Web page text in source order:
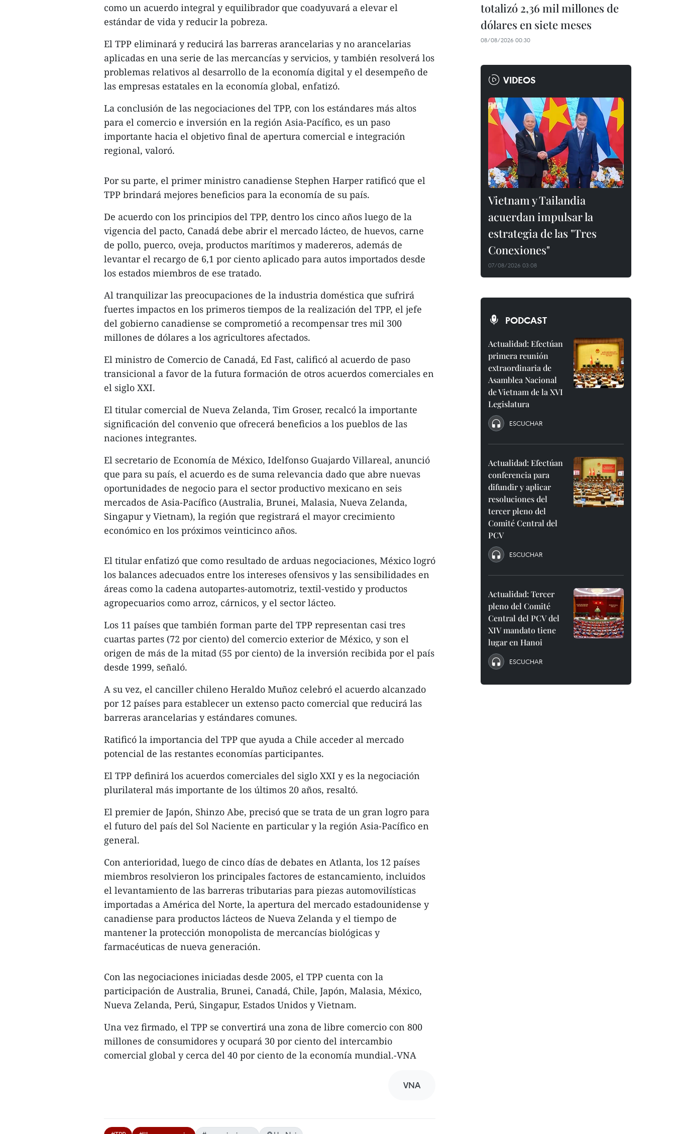
como un acuerdo integral y equilibrador que coadyuvará a elevar el
estándar de vida y reducir la pobreza.
El TPP eliminará y reducirá las barreras arancelarias y no arancelarias
aplicadas en una serie de las mercancías y servicios, y también resolverá los
problemas relativos al desarrollo de la economía digital y el desempeño de
las empresas estatales en la economía global, enfatizó.
La conclusión de las negociaciones del TPP, con los estándares más altos
para el comercio e inversión en la región Asia-Pacífico, es un paso
importante hacia el objetivo final de apertura comercial e integración
regional, valoró.
Por su parte, el primer ministro canadiense Stephen Harper ratificó que el
TPP brindará mejores beneficios para la economía de su país.
De acuerdo con los principios del TPP, dentro los cinco años luego de la
vigencia del pacto, Canadá debe abrir el mercado lácteo, de huevos, carne
de pollo, puerco, oveja, productos marítimos y madereros, además de
levantar el recargo de 6,1 por ciento aplicado para autos importados desde
los estados miembros de ese tratado.
Al tranquilizar las preocupaciones de la industria doméstica que sufrirá
fuertes impactos en los primeros tiempos de la realización del TPP, el jefe
del gobierno canadiense se comprometió a recompensar tres mil 300
millones de dólares a los agricultores afectados.
El ministro de Comercio de Canadá, Ed Fast, calificó al acuerdo de paso
transicional a favor de la futura formación de otros acuerdos comerciales en
el siglo XXI.
El titular comercial de Nueva Zelanda, Tim Groser, recalcó la importante
significación del convenio que ofrecerá beneficios a los pueblos de las
naciones integrantes.
El secretario de Economía de México, Idelfonso Guajardo Villareal, anunció
que para su país, el acuerdo es de suma relevancia dado que abre nuevas
oportunidades de negocio para el sector productivo mexicano en seis
mercados de Asia-Pacífico (Australia, Brunei, Malasia, Nueva Zelanda,
Singapur y Vietnam), la región que registrará el mayor crecimiento
económico en los próximos veinticinco años.
El titular enfatizó que como resultado de arduas negociaciones, México logró
los balances adecuados entre los intereses ofensivos y las sensibilidades en
áreas como la cadena autopartes-automotriz, textil-vestido y productos
agropecuarios como arroz, cárnicos, y el sector lácteo.
Los 11 países que también forman parte del TPP representan casi tres
cuartas partes (72 por ciento) del comercio exterior de México, y son el
origen de más de la mitad (55 por ciento) de la inversión recibida por el país
desde 1999, señaló.
A su vez, el canciller chileno Heraldo Muñoz celebró el acuerdo alcanzado
por 12 países para establecer un extenso pacto comercial que reducirá las
barreras arancelarias y estándares comunes.
Ratificó la importancia del TPP que ayuda a Chile acceder al mercado
potencial de las restantes economías participantes.
El TPP definirá los acuerdos comerciales del siglo XXI y es la negociación
plurilateral más importante de los últimos 20 años, resaltó.
El premier de Japón, Shinzo Abe, precisó que se trata de un gran logro para
el futuro del país del Sol Naciente en particular y la región Asia-Pacífico en
general.
Con anterioridad, luego de cinco días de debates en Atlanta, los 12 países
miembros resolvieron los principales factores de estancamiento, incluidos
el levantamiento de las barreras tributarias para piezas automovilísticas
importadas a América del Norte, la apertura del mercado estadounidense y
canadiense para productos lácteos de Nueva Zelanda y el tiempo de
mantener la protección monopolista de mercancías biológicas y
farmacéuticas de nueva generación.
Con las negociaciones iniciadas desde 2005, el TPP cuenta con la
participación de Australia, Brunei, Canadá, Chile, Japón, Malasia, México,
Nueva Zelanda, Perú, Singapur, Estados Unidos y Vietnam.
Una vez firmado, el TPP se convertirá una zona de libre comercio con 800
millones de consumidores y ocupará 30 por ciento del intercambio
comercial global y cerca del 40 por ciento de la economía mundial.-VNA
VNA
totalizó 2,36 mil millones de
dólares en siete meses
08/08/2026 00:30
VIDEOS
Vietnam y Tailandia
acuerdan impulsar la
estrategia de las "Tres
Conexiones"
07/08/2026 03:08
PODCAST
Actualidad: Efectúan
primera reunión
extraordinaria de
Asamblea Nacional
de Vietnam de la XVI
Legislatura
ESCUCHAR
Actualidad: Efectúan
conferencia para
difundir y aplicar
resoluciones del
tercer pleno del
Comité Central del
PCV
ESCUCHAR
Actualidad: Tercer
pleno del Comité
Central del PCV del
XIV mandato tiene
lugar en Hanoi
ESCUCHAR